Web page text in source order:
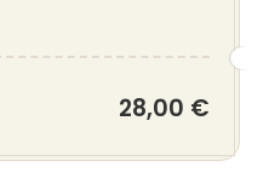
28,00 €